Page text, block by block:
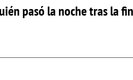
pasó la noche tras la